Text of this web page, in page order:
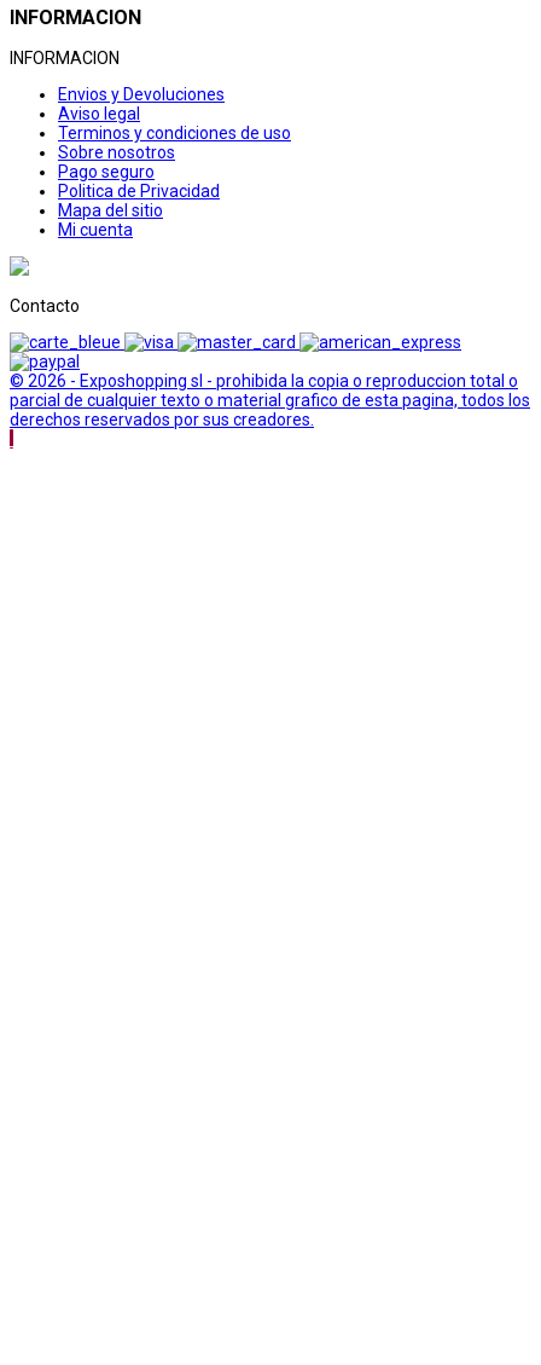
INFORMACION
INFORMACION
Envios y Devoluciones
Aviso legal
Terminos y condiciones de uso
Sobre nosotros
Pago seguro
Politica de Privacidad
Mapa del sitio
Mi cuenta
Contacto
© 2026 - Exposhopping sl - prohibida la copia o reproduccion total o
parcial de cualquier texto o material grafico de esta pagina, todos los
derechos reservados por sus creadores.